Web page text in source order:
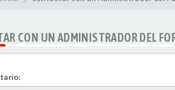
CON UN ADMINISTRADOR DEL